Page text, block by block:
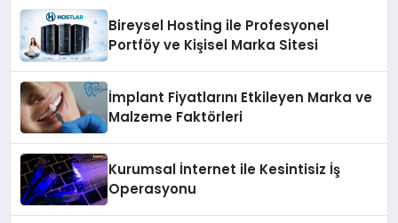
Bireysel Hosting ile Profesyonel
Portföy ve Kişisel Marka Sitesi
İmplant Fiyatlarını Etkileyen Marka ve
Malzeme Faktörleri
Kurumsal İnternet ile Kesintisiz İş
Operasyonu